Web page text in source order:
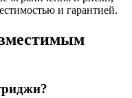
и гарантией.